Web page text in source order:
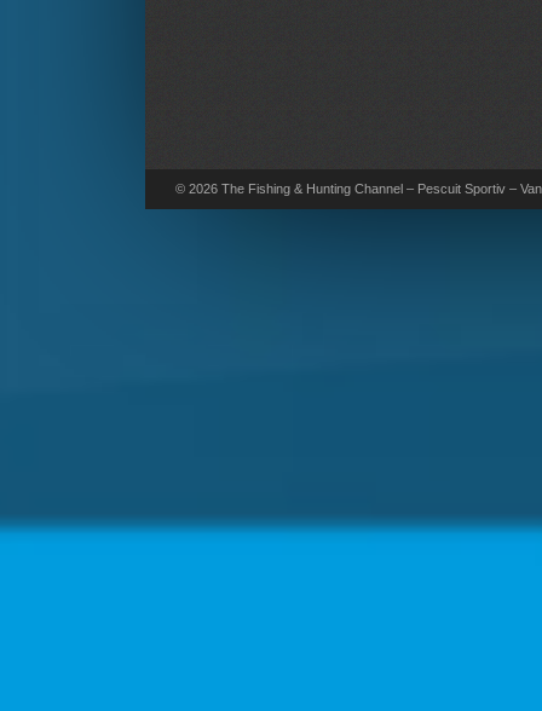
© 2026 The Fishing & Hunting Channel – Pescuit Sportiv –